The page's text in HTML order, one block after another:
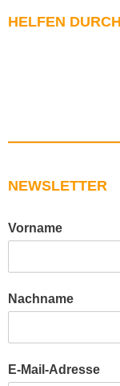
HELFEN
NEWSLETTER
Vorname
Nachname
E-Mail-Adresse